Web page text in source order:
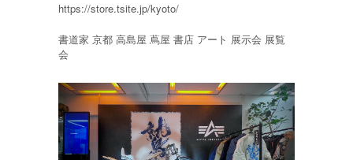
https://store.tsite.jp/kyoto/
書道家 京都 高島屋 蔦屋 書店 アート 展示会 展覧
会